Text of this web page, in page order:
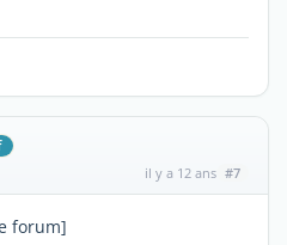
il y a 12 ans #7
forum]